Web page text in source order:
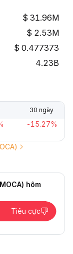
31.96M
2.53M
0.477373
4.23B
30 ngày
-15.27%
hôm
Tiêu cực